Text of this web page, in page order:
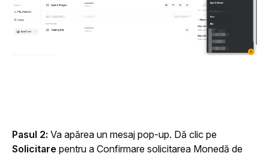
Pasul 2:
Solicitare pentru a Confirmare solicitarea Monedă de